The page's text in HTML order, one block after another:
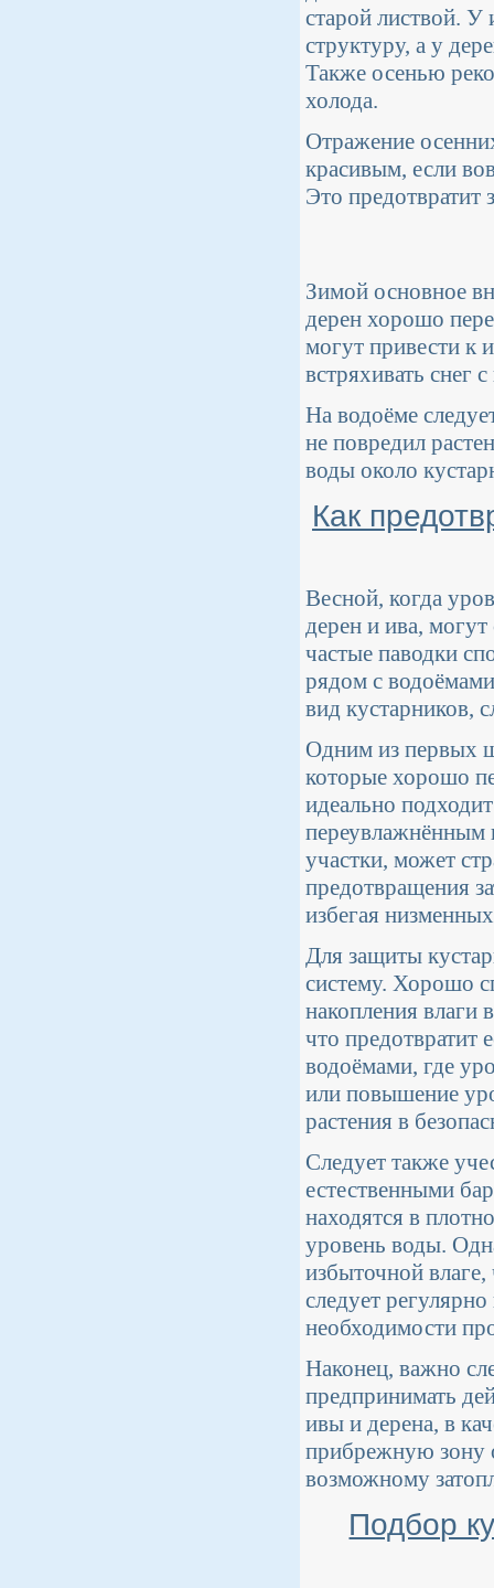
старой листвой. У
структуру, а у
Также осенью
холода.
Отражение
красивым, если
Это предотвратит
Зимой основное
дерен хорошо
могут привести к
встряхивать снег
На водоёме
не повредил
воды около
Как
Весной, когда
дерен и ива,
частые паводки
рядом с
вид кустарников,
Одним из первых
которые хорошо
идеально
переувлажнённым
участки, может
предотвращения
избегая
Для защиты
систему. Хорошо
накопления влаги
что предотвратит
водоёмами, где
или повышение
растения в
Следует также
естественными
находятся в
уровень воды.
избыточной
следует
необходимости
Наконец, важно
предпринимать
ивы и дерена, в
прибрежную зону
возможному
Подбор